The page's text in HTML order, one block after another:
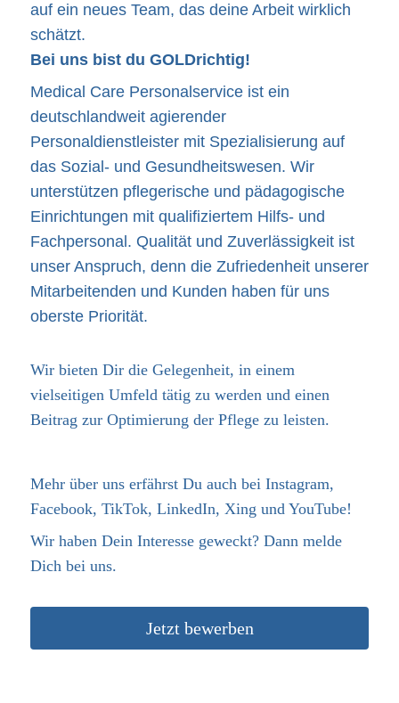
auf ein neues Team, das deine Arbeit wirklich
schätzt.
Bei uns bist du GOLDrichtig!
Medical Care Personalservice ist ein
deutschlandweit agierender
Personaldienstleister mit Spezialisierung auf
das Sozial- und Gesundheitswesen. Wir
unterstützen pflegerische und pädagogische
Einrichtungen mit qualifiziertem Hilfs- und
Fachpersonal. Qualität und Zuverlässigkeit ist
unser Anspruch, denn die Zufriedenheit unserer
Mitarbeitenden und Kunden haben für uns
oberste Priorität.
Wir bieten Dir die Gelegenheit, in einem
vielseitigen Umfeld tätig zu werden und einen
Beitrag zur Optimierung der Pflege zu leisten.
Mehr über uns erfährst Du auch bei Instagram,
Facebook, TikTok, LinkedIn, Xing und YouTube!
Wir haben Dein Interesse geweckt? Dann melde
Dich bei uns.
Jetzt bewerben